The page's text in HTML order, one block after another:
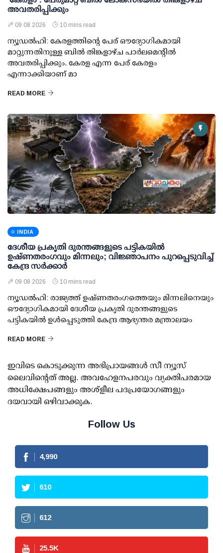
അവതരിപ്പിക്കും
09 08 2026 10 mins read
ന്യൂഡല്‍ഹി: കേരളത്തിന്റെ പേര് ഔദ്യോഗികമായി
മാറ്റുന്നതിനുള്ള ബില്‍ തിങ്കളാഴ്ച പാര്‍ലമെന്റില്‍
അവതരിപ്പിക്കും. കേരള എന്ന പേര് കേരളം
എന്നാക്കിയാണ് മാ
READ MORE
INDIA
ദേശീയ പ്രകൃതി ദുരന്തങ്ങളുടെ പട്ടികയില്‍
ഉഷ്ണതരംഗവും മിന്നലും; വിജ്ഞാപനം പുറപ്പെടുവിച്ച്
കേന്ദ്ര സര്‍ക്കാര്‍
09 08 2026 10 mins read
ന്യൂഡല്‍ഹി: രാജ്യത്ത് ഉഷ്ണതരംഗത്തെയും മിന്നലിനെയും
ഔദ്യോഗികമായി ദേശീയ പ്രകൃതി ദുരന്തങ്ങളുടെ
പട്ടികയില്‍ ഉള്‍പ്പെടുത്തി കേന്ദ്ര ആഭ്യന്തര മന്ത്രാലയം
READ MORE
ഇവിടെ കൊടുക്കുന്ന അഭിപ്രായങ്ങള്‍ സീ ന്യൂസ്
ലൈവിന്റെത് അല്ല. അവഹേളനപരവും വ്യക്തിപരമായ
അധിക്ഷേപങ്ങളും അശ്‌ളീല പദപ്രയോഗങ്ങളും
ദയവായി ഒഴിവാക്കുക.
Follow Us
4,990
610
612
25.5K